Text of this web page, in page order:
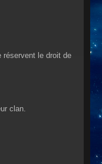
réservent le droit de
clan.